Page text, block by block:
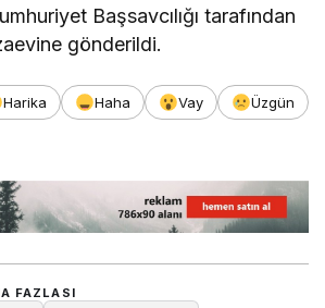
Başsavcılığı tarafından
gönderildi.
Harika Haha Vay
Üzgün
FAZLASI